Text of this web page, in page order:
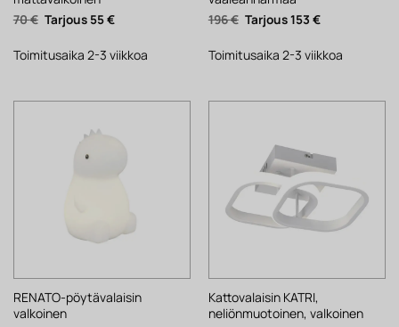
70€ Alkuperäinen
hinta
70 €.
55€Nykyinen
55 €.
Toimitusaika 2-3 viikkoa
196€ Alkuperäinen
hinta
196 €.
153 €Nykyinen
153 €.
Toimitusaika 2-3 viikkoa
RENATO-pöytävalaisin
valkoinen
Kattovalaisin KATRI,
neliönmuotoinen, valkoinen